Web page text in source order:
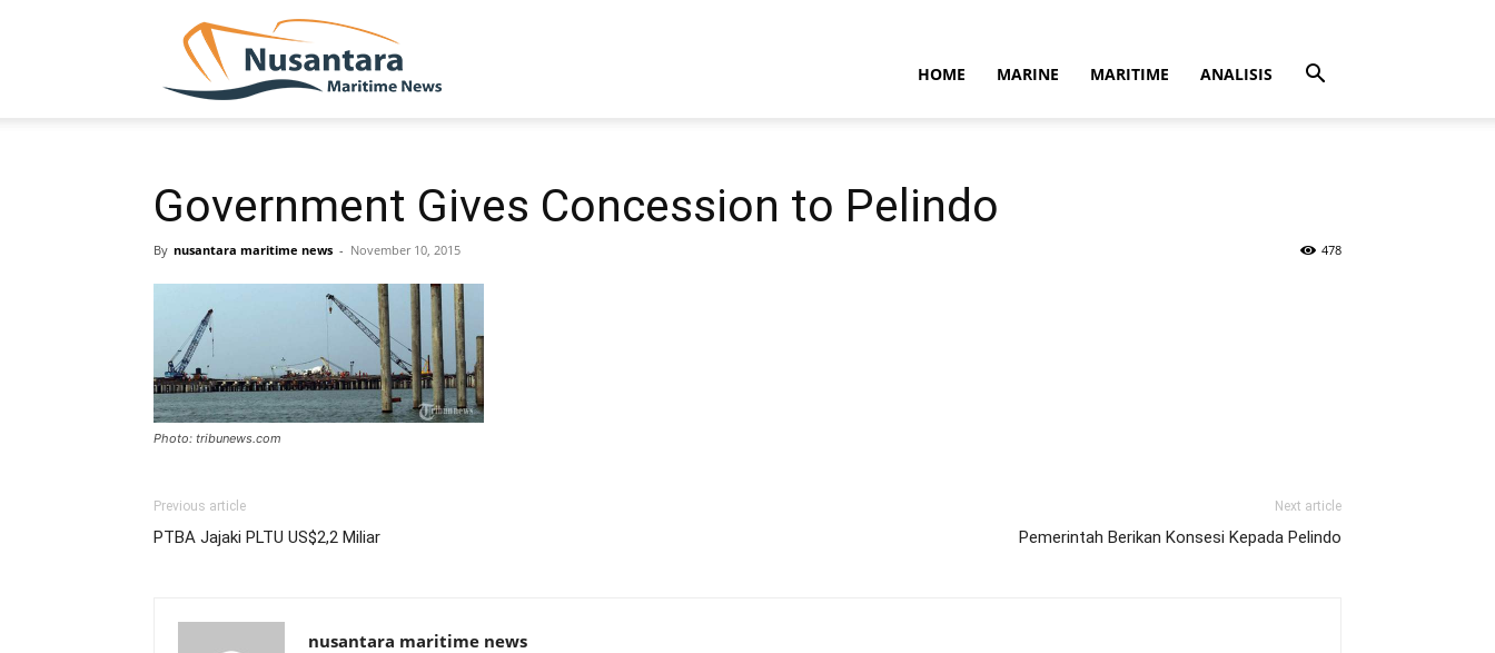
HOME MARINE MARITIME ANALISIS
Government Gives Concession to Pelindo
By nusantara maritime news - November 10, 2015 478
Photo: tribunews.com
Previous article
PTBA Jajaki PLTU US$2,2 Miliar
Next article
Pemerintah Berikan Konsesi Kepada Pelindo
nusantara maritime news